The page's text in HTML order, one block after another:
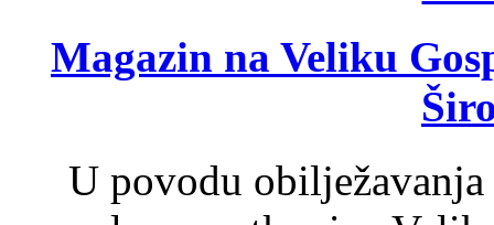
Magazin na Veliku
U povodu